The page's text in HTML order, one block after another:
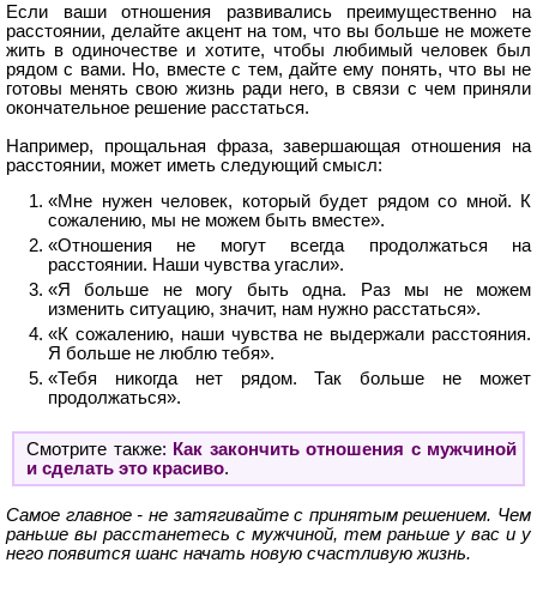
Если ваши отношения развивались преимущественно на
расстоянии, делайте акцент на том, что вы больше не можете
жить в одиночестве и хотите, чтобы любимый человек был
рядом с вами. Но, вместе с тем, дайте ему понять, что вы не
готовы менять свою жизнь ради него, в связи с чем приняли
окончательное решение расстаться.
Например, прощальная фраза, завершающая отношения на
расстоянии, может иметь следующий смысл:
«Мне нужен человек, который будет рядом со мной. К
сожалению, мы не можем быть вместе».
«Отношения не могут всегда продолжаться на
расстоянии. Наши чувства угасли».
«Я больше не могу быть одна. Раз мы не можем
изменить ситуацию, значит, нам нужно расстаться».
«К сожалению, наши чувства не выдержали расстояния.
Я больше не люблю тебя».
«Тебя никогда нет рядом. Так больше не может
продолжаться».
Смотрите также: Как закончить отношения с мужчиной
и сделать это красиво.
Самое главное - не затягивайте с принятым решением. Чем
раньше вы расстанетесь с мужчиной, тем раньше у вас и у
него появится шанс начать новую счастливую жизнь.